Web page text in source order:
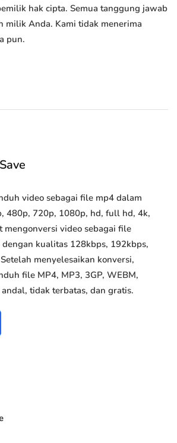
hak cipta. Semua tanggung jawab
milik Anda. Kami tidak menerima
pun.
video sebagai file mp4 dalam
480p, 720p, 1080p, hd, full hd, 4k,
mengonversi video sebagai file
kualitas 128kbps, 192kbps,
menyelesaikan konversi,
file MP4, MP3, 3GP, WEBM,
tidak terbatas, dan gratis.